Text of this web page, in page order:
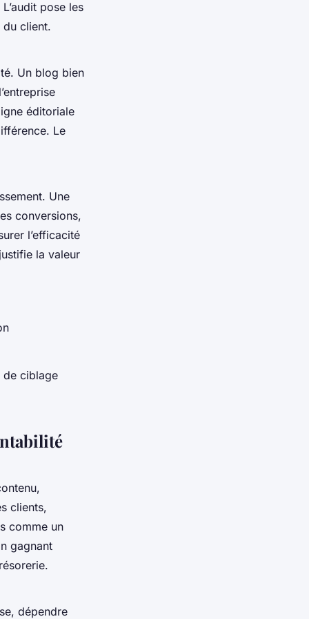
pose les
du client.
Un blog bien
éditoriale
Le
Une
conversions,
l’efficacité
la valeur
de ciblage
clients,
comme un
gagnant
dépendre